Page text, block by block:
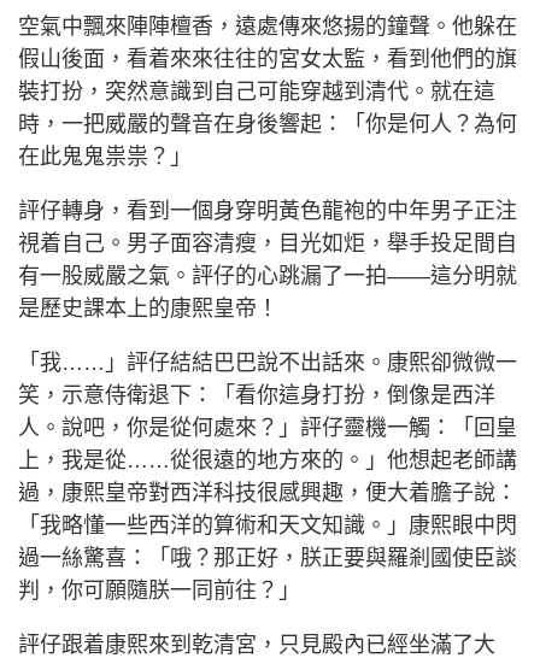
空氣中飄來陣陣檀香，遠處傳來悠揚的鐘聲。他躲在
假山後面，看着來來往往的宮女太監，看到他們的旗
裝打扮，突然意識到自己可能穿越到清代。就在這
時，一把威嚴的聲音在身後響起：「你是何人？為何
在此鬼鬼祟祟？」
評仔轉身，看到一個身穿明黃色龍袍的中年男子正注
視着自己。男子面容清瘦，目光如炬，舉手投足間自
有一股威嚴之氣。評仔的心跳漏了一拍——這分明就
是歷史課本上的康熙皇帝！
「我……」評仔結結巴巴說不出話來。康熙卻微微一
笑，示意侍衛退下：「看你這身打扮，倒像是西洋
人。說吧，你是從何處來？」評仔靈機一觸：「回皇
上，我是從……從很遠的地方來的。」他想起老師講
過，康熙皇帝對西洋科技很感興趣，便大着膽子說：
「我略懂一些西洋的算術和天文知識。」康熙眼中閃
過一絲驚喜：「哦？那正好，朕正要與羅剎國使臣談
判，你可願隨朕一同前往？」
評仔跟着康熙來到乾清宮，只見殿內已經坐滿了大